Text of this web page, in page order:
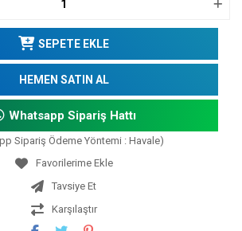
SEPETE EKLE
HEMEN SATIN AL
Whatsapp Sipariş Hattı
Sipariş Ödeme Yöntemi : Havale)
Tavsiye Et
Karşılaştır